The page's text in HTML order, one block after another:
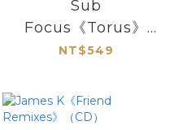
Sub
Focus《Torus》
（CD）
NT$549